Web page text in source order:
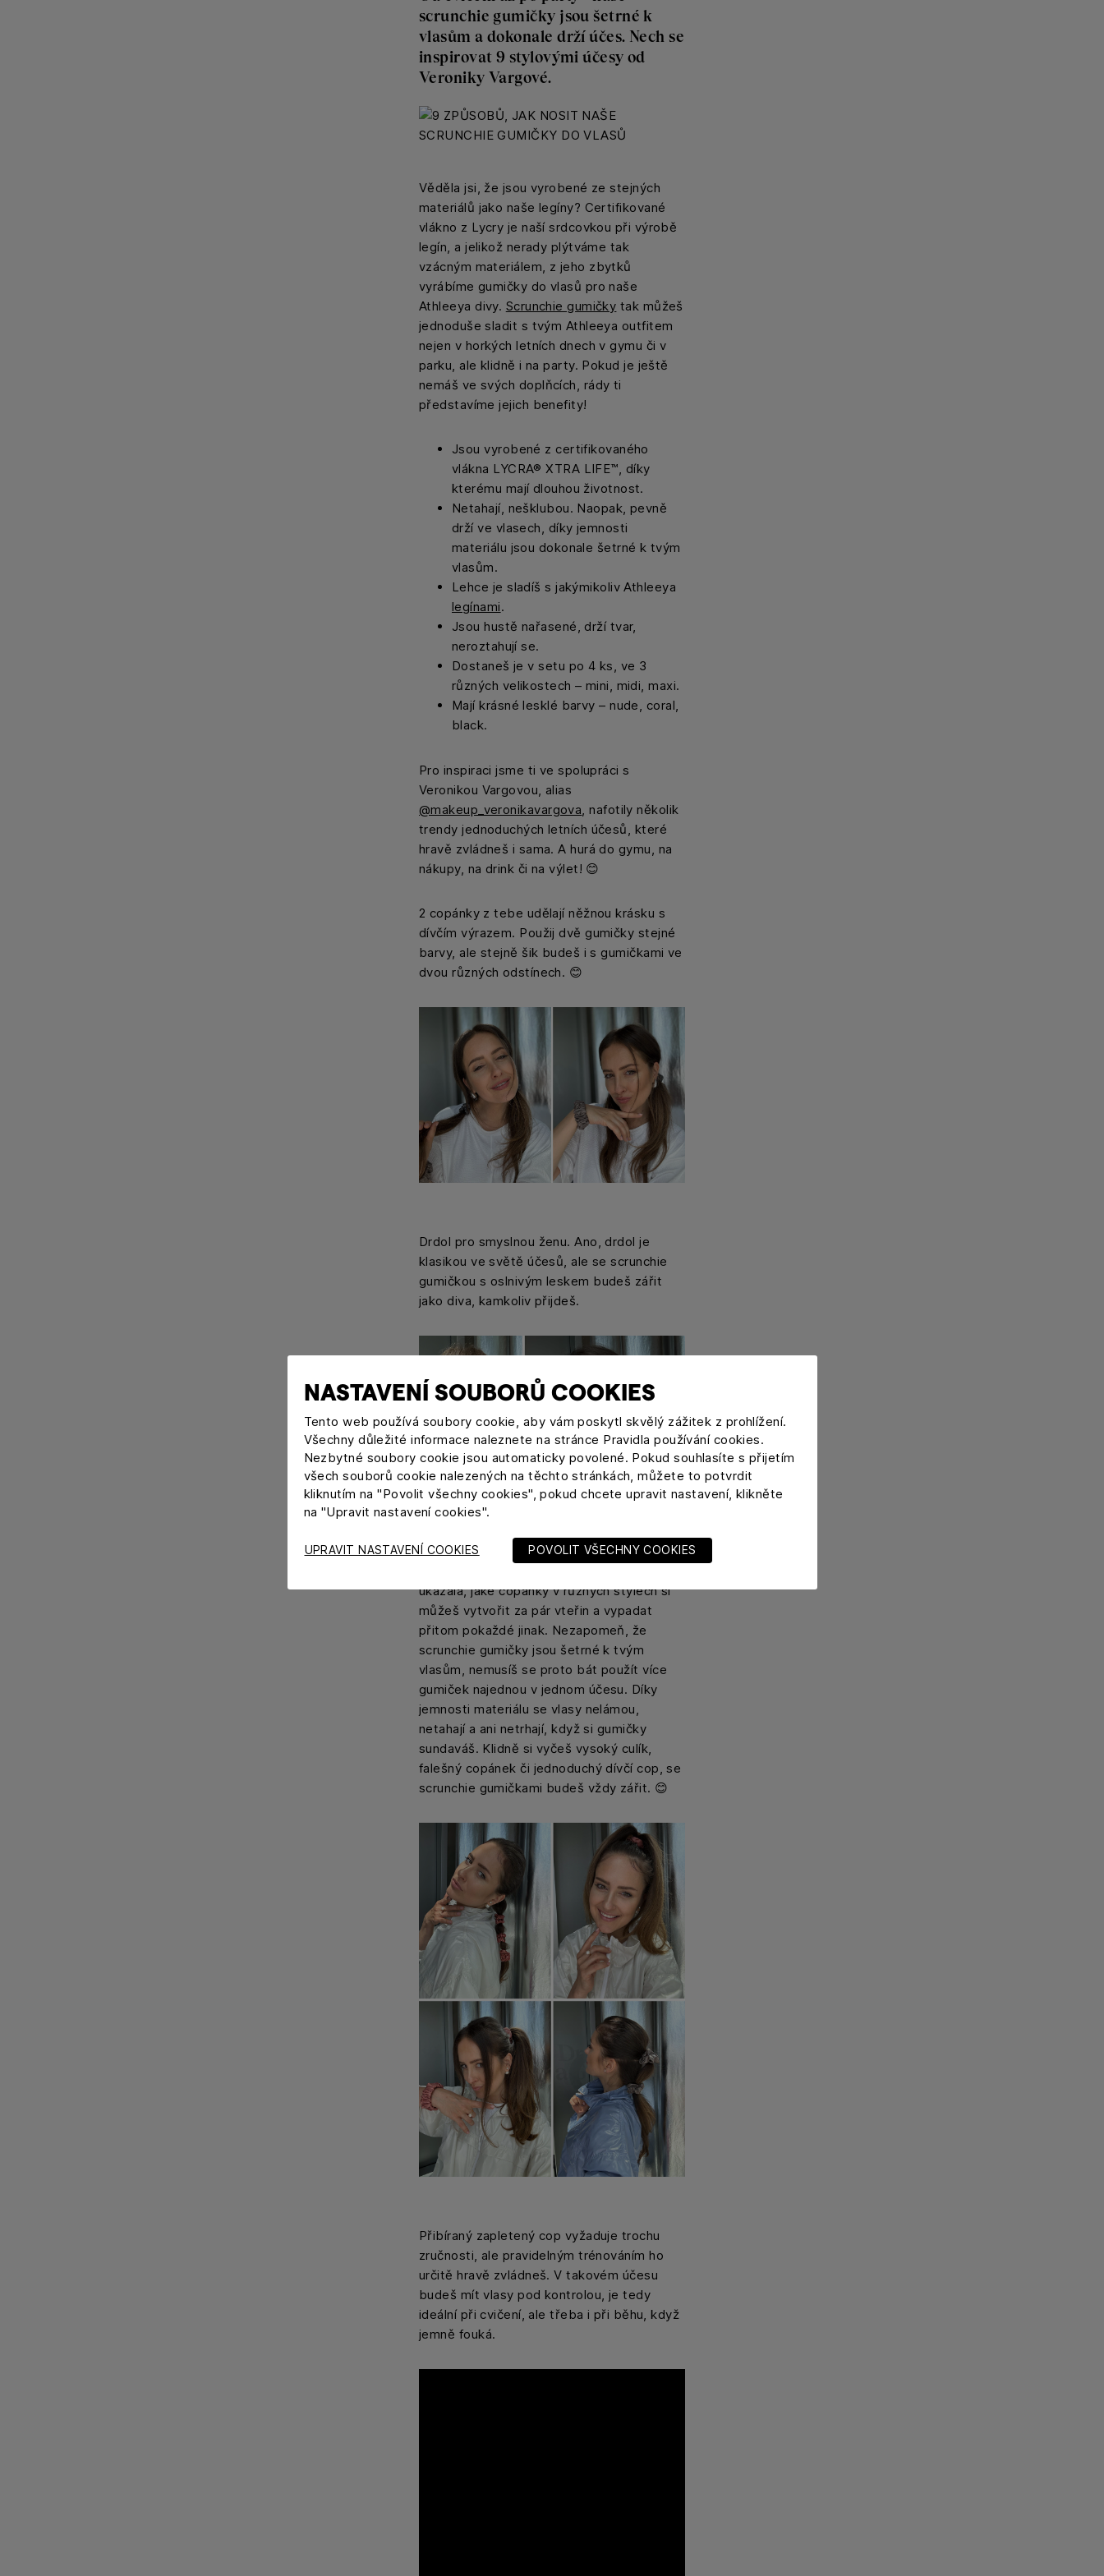
scrunchie gumičky jsou šetrné k
vlasům a dokonale drží účes. Nech se
inspirovat 9 stylovými účesy od
Veroniky Vargové.
Věděla jsi, že jsou vyrobené ze stejných
materiálů jako naše legíny? Certifikované
vlákno z Lycry je naší srdcovkou při výrobě
legín, a jelikož nerady plýtváme tak
vzácným materiálem, z jeho zbytků
vyrábíme gumičky do vlasů pro naše
Athleeya divy. Scrunchie gumičky tak můžeš
jednoduše sladit s tvým Athleeya outfitem
nejen v horkých letních dnech v gymu či v
parku, ale klidně i na party. Pokud je ještě
nemáš ve svých doplňcích, rády ti
představíme jejich benefity!
Jsou vyrobené z certifikovaného
vlákna LYCRA® XTRA LIFE™, díky
kterému mají dlouhou životnost.
Netahají, nešklubou. Naopak, pevně
drží ve vlasech, díky jemnosti
materiálu jsou dokonale šetrné k tvým
vlasům.
Lehce je sladíš s jakýmikoliv Athleeya
legínami.
Jsou hustě nařasené, drží tvar,
neroztahují se.
Dostaneš je v setu po 4 ks, ve 3
různých velikostech – mini, midi, maxi.
Mají krásné lesklé barvy – nude, coral,
black.
Pro inspiraci jsme ti ve spolupráci s
Veronikou Vargovou, alias
@makeup_veronikavargova, nafotily několik
trendy jednoduchých letních účesů, které
hravě zvládneš i sama. A hurá do gymu, na
nákupy, na drink či na výlet! 😊
2 copánky z tebe udělají něžnou krásku s
dívčím výrazem. Použij dvě gumičky stejné
barvy, ale stejně šik budeš i s gumičkami ve
dvou různých odstínech. 😊
Drdol pro smyslnou ženu. Ano, drdol je
klasikou ve světě účesů, ale se scrunchie
gumičkou s oslnivým leskem budeš zářit
jako diva, kamkoliv přijdeš.
ukázala, jaké copánky v různých stylech si
můžeš vytvořit za pár vteřin a vypadat
přitom pokaždé jinak. Nezapomeň, že
scrunchie gumičky jsou šetrné k tvým
vlasům, nemusíš se proto bát použít více
gumiček najednou v jednom účesu. Díky
jemnosti materiálu se vlasy nelámou,
netahají a ani netrhají, když si gumičky
sundaváš. Klidně si vyčeš vysoký culík,
falešný copánek či jednoduchý dívčí cop, se
scrunchie gumičkami budeš vždy zářit. 😊
Přibíraný zapletený cop vyžaduje trochu
zručnosti, ale pravidelným trénováním ho
určitě hravě zvládneš. V takovém účesu
budeš mít vlasy pod kontrolou, je tedy
ideální při cvičení, ale třeba i při běhu, když
jemně fouká.
NASTAVENÍ SOUBORŮ COOKIES
Tento web používá soubory cookie, aby vám poskytl skvělý zážitek z prohlížení.
Všechny důležité informace naleznete na stránce Pravidla používání cookies.
Nezbytné soubory cookie jsou automaticky povolené. Pokud souhlasíte s přijetím
všech souborů cookie nalezených na těchto stránkách, můžete to potvrdit
kliknutím na "Povolit všechny cookies", pokud chcete upravit nastavení, klikněte
na "Upravit nastavení cookies".
UPRAVIT NASTAVENÍ COOKIES POVOLIT VŠECHNY COOKIES